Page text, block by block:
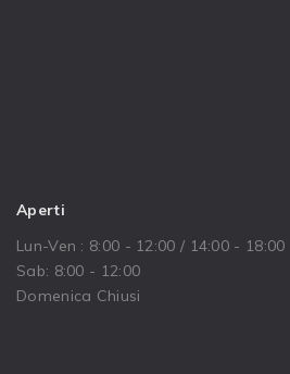
Aperti
Lun-Ven : 8:00 - 12:00 / 14:00 - 18:00
Sab: 8:00 - 12:00
Domenica Chiusi